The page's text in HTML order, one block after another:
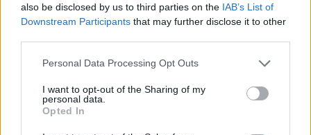
also be disclosed by us to third parties on the IAB’s List of
Downstream Participants that may further disclose it to other
Personal Data Processing Opt Outs
I want to opt-out of the Sharing of my
personal data.
Opted In
Regolamento per i fondi interprofessionali per la
formazione continua per la concessioni di aiuti di stato
7.800 euro
2023-05-16
Contributo a fondo perduto [e modifiche ai sensi